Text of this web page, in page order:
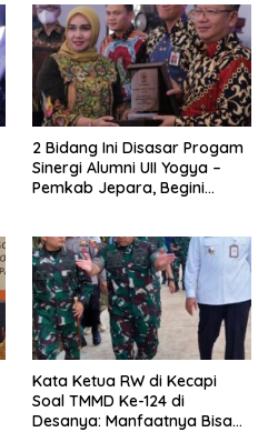
2 Bidang Ini Disasar Progam
Sinergi Alumni UII Yogya –
Pemkab Jepara, Begini
Kata Ketua RW di Kecapi
Soal TMMD Ke-124 di
Desanya: Manfaatnya Bisa